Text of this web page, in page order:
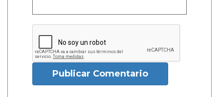
Publicar Comentario